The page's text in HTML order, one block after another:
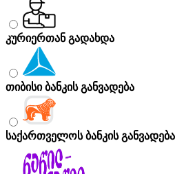
კურიერთან გადახდა
თიბისი ბანკის განვადება
საქართველოს ბანკის განვადება